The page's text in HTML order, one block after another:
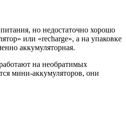
но недостаточно хорошо
или «recharge», а на упаковке
аккумуляторная.
на необратимых
мини-аккумуляторов, они